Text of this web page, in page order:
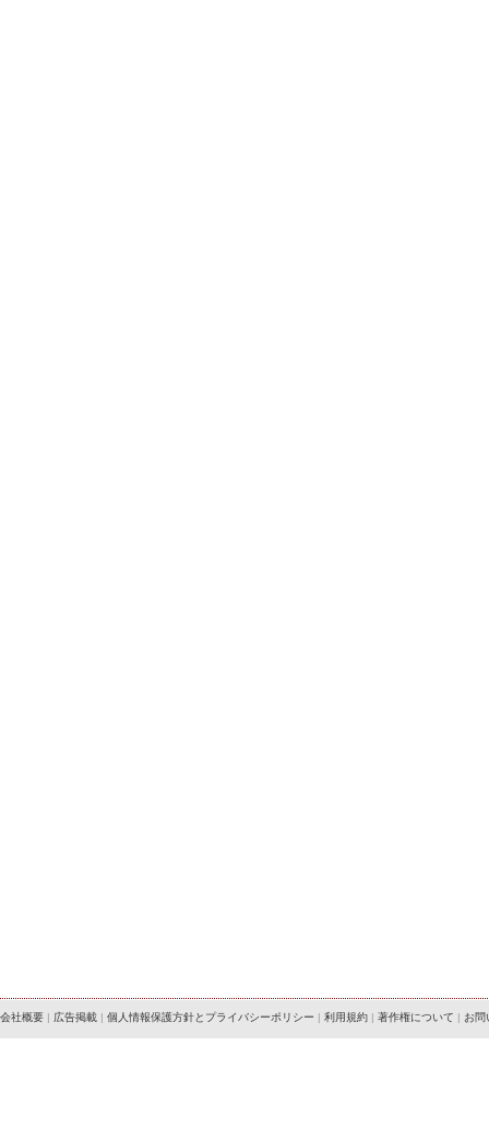
会社概要 | 広告掲載 | 個人情報保護方針とプライバシーポリシー | 利用規約 | 著作権について | お問